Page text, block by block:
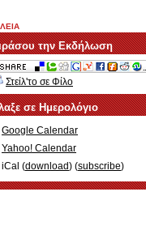
την Εκδήλωση
Στείλ'το σε Φίλο
σε Ημερολόγιο
Google Calendar
Yahoo! Calendar
iCal (download) (subscribe)